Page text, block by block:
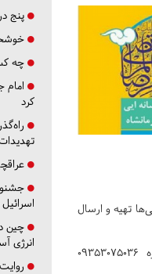
تهیه و ارسال
عضو مجموعه ی 313 یار موعود(عج) کرمانشاه خاطر نشان کرد:علاقمندان به شرکت در این جشنواره برای ثبت‌نام با شماره ۰۹۳۵۳۰۷۵۰۳۶
پنج
چه
کرد
چین
انرژی